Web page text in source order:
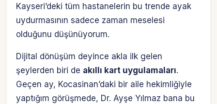
Kayseri’deki tüm hastanelerin bu trende ayak
uydurmasının sadece zaman meselesi
olduğunu düşünüyorum.
Dijital dönüşüm deyince akla ilk gelen
şeylerden biri de akıllı kart uygulamaları.
Geçen ay, Kocasinan’daki bir aile hekimliğiyle
yaptığım görüşmede, Dr. Ayşe Yılmaz bana bu